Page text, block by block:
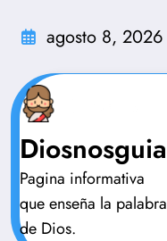
agosto 8, 2026
Diosnosguia
Pagina informativa
que enseña la palabra
de Dios.